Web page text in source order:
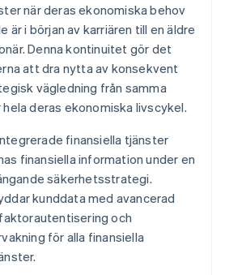
när deras ekonomiska behov
är i början av karriären till en äldre
Denna kontinuitet gör det
att dra nytta av konsekvent
vägledning från samma
deras ekonomiska livscykel.
finansiella tjänster
finansiella information under en
säkerhetsstrategi.
kunddata med avancerad
och
för alla finansiella